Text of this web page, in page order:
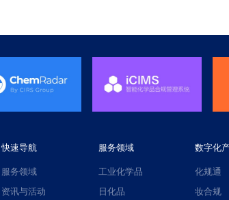
快速导航
服务领域
资讯与活动
服务领域
工业化学品
日化品
数字化
化规通
妆合规